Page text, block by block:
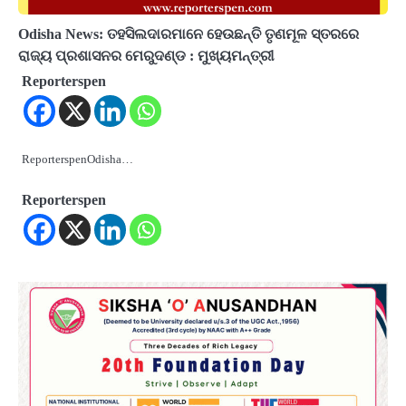
Odisha News: ତହସିଲଦାରମାନେ ହେଉଛନ୍ତି ତୃଣମୂଳ ସ୍ତରରେ
ରାଜ୍ୟ ପ୍ରଶାସନର ମେରୁଦଣ୍ଡ : ମୁଖ୍ୟମନ୍ତ୍ରୀ
Reporterspen
ReporterspenOdisha…
Reporterspen
ତିନି ଦିନିଆ ଓଡିଶାଗସ୍ତ ସାରି ଦିଲ୍ଲୀ